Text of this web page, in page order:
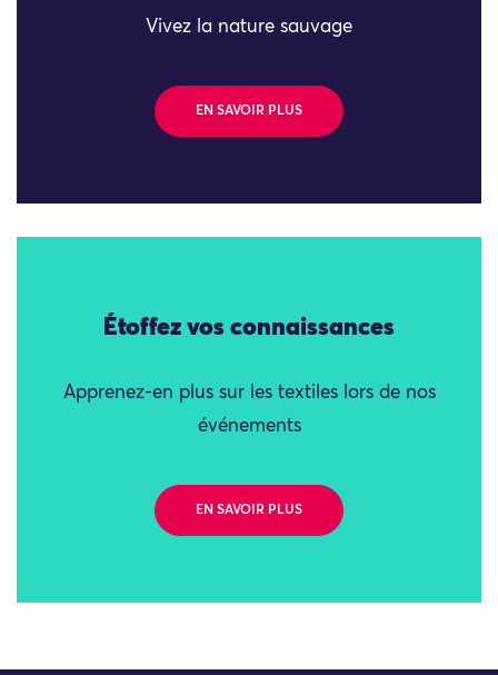
Vivez la nature sauvage
EN SAVOIR PLUS
Étoffez vos connaissances
Apprenez-en plus sur les textiles lors de nos
événements
EN SAVOIR PLUS